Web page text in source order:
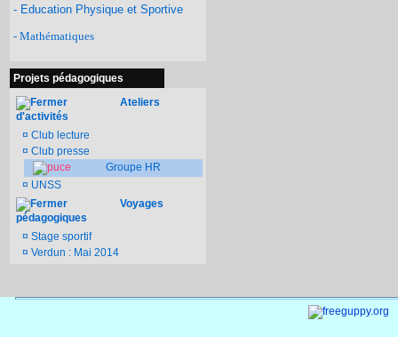
- Education Physique et Sportive
- Mathématiques
Projets pédagogiques
Ateliers
d'activités
¤ Club lecture
¤ Club presse
Groupe HR
¤ UNSS
Voyages
pédagogiques
¤ Stage sportif
¤ Verdun : Mai 2014